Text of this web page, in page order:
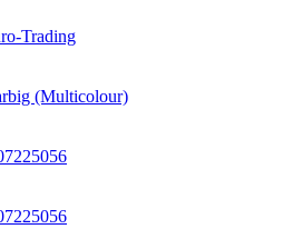
Trading
(Multicolour)